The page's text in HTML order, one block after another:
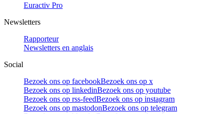
Euractiv Pro
Newsletters
Rapporteur
Newsletters en anglais
Social
Bezoek ons op facebookBezoek ons op x
Bezoek ons op linkedinBezoek ons op youtube
Bezoek ons op rss-feedBezoek ons op instagram
Bezoek ons op mastodonBezoek ons op telegram